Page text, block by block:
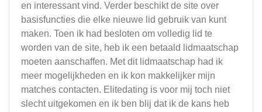
en interessant vind. Verder beschikt de site over
basisfuncties die elke nieuwe lid gebruik van kunt
maken. Toen ik had besloten om volledig lid te
worden van de site, heb ik een betaald lidmaatschap
moeten aanschaffen. Met dit lidmaatschap had ik
meer mogelijkheden en ik kon makkelijker mijn
matches contacten. Elitedating is voor mij toch niet
slecht uitgekomen en ik ben blij dat ik de kans heb